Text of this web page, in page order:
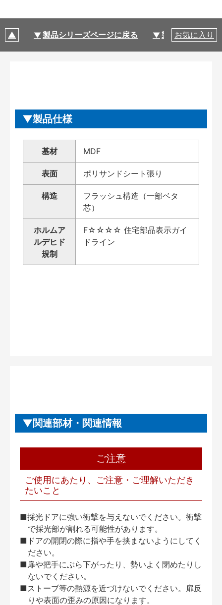
製品シリーズページに戻る 製品仕様
お気に入り
製品仕様
基材 MDF
表面 ポリサンドシート張り
構造
フラッシュ構造（一部ベタ
芯）
ホルムア
ルデヒド
規制
F☆☆☆☆ 住宅部品表示ガイ
ドライン
関連部材・関連情報
ご注意
ご使用にあたり、ご注意・ご理解いただき
たいこと
■採光ドアに強い衝撃を与えないでください。衝撃
で採光部が割れる可能性があります。
■ドアの開閉の際に指や手を挟まないようにしてく
ださい。
■扉や把手にぶら下がったり、勢いよく閉めたりし
ないでください。
■ストーブ等の熱源を近づけないでください。扉反
りや表面の歪みの原因になります。